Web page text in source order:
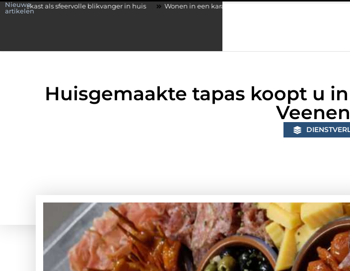
Nieuwe
artikelen
blikvanger in huis Wonen in een karakteristieke woning in Bunschoten? Controleer of je sloten
Huisgemaakte tapas koopt u